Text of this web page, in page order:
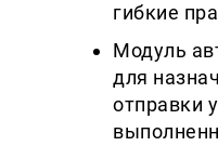
гибкие
Модуль
для
отправки